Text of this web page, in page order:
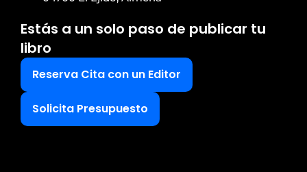
Estás a un solo paso de publicar tu
libro
Reserva Cita con un Editor
Solicita Presupuesto